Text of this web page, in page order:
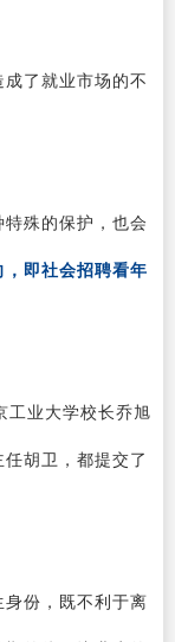
了就业市场的不
殊的保护，也会
即社会招聘看年
工业大学校长乔旭
胡卫，都提交了
份，既不利于离